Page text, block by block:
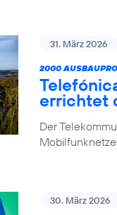
31. März 2026
2000
errichtet
Der
30. März 2026